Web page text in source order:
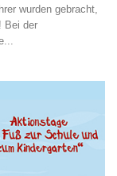
wurden gebracht,
Bei der